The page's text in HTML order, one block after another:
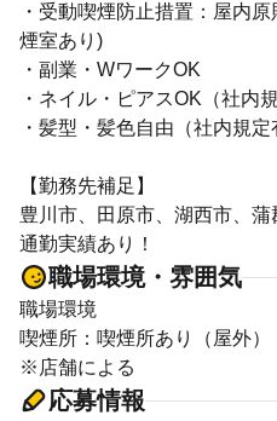
・受動喫煙防止措置：屋内
煙室あり)
・副業・WワークOK
・ネイル・ピアスOK（社内
・髪型・髪色自由（社内規定
【勤務先補足】
豊川市、田原市、湖西市、
通勤実績あり！
職場環境・雰囲気
職場環境
喫煙所：喫煙所あり（屋外）
※店舗による
応募情報